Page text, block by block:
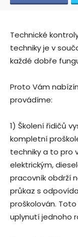
Technické
techniky je v
každé dobře
Proto Vám
provádíme:
1) Školení řidičů
kompletní
techniky a to pro
elektrickým,
pracovník obdrží
průkaz s
proškolován.
uplynutí jednoho